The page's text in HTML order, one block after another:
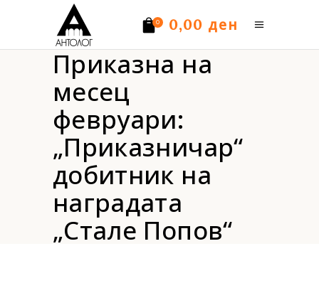
0 0,00 ден
Нема производи.
Приказна на
месец
февруари:
„Приказничар“
добитник на
наградата
„Стале Попов“